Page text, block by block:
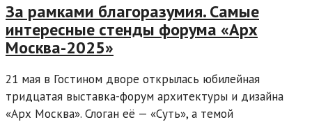
За рамками благоразумия. Самые
интересные стенды форума «Арх
Москва-2025»
21 мая в Гостином дворе открылась юбилейная
тридцатая выставка-форум архитектуры и дизайна
«Арх Москва». Слоган её — «Суть», а темой